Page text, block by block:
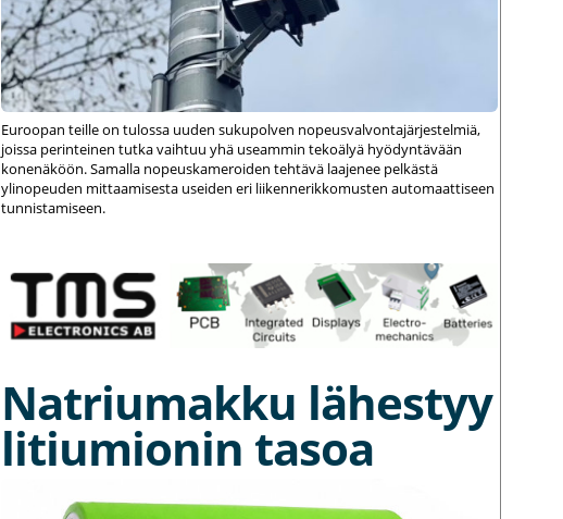
Euroopan teille on tulossa uuden sukupolven nopeusvalvontajärjestelmiä,
joissa perinteinen tutka vaihtuu yhä useammin tekoälyä hyödyntävään
konenäköön. Samalla nopeuskameroiden tehtävä laajenee pelkästä
ylinopeuden mittaamisesta useiden eri liikennerikkomusten automaattiseen
tunnistamiseen.
Natriumakku lähestyy
litiumionin tasoa